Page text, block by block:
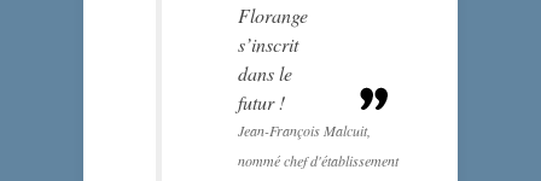
Florange
s’inscrit
dans le
futur !
Jean-François Malcuit,
nommé chef d'établissement